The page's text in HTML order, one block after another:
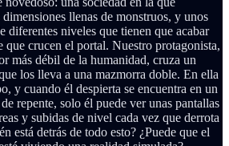
dimensiones llenas de monstruos, y unos
diferentes niveles que tienen que acabar
que crucen el portal. Nuestro protagonista,
más débil de la humanidad, cruza un
los lleva a una mazmorra doble. En ella
y cuando él despierta se encuentra en un
repente, solo él puede ver unas pantallas
y subidas de nivel cada vez que derrota
está detrás de todo esto? ¿Puede que el